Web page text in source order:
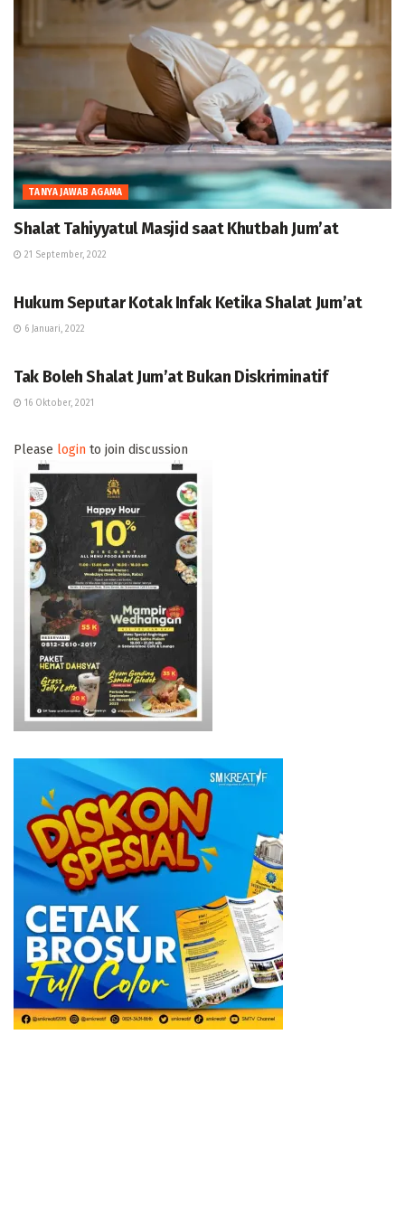
TANYA JAWAB AGAMA
Shalat Tahiyyatul Masjid saat Khutbah Jum’at
21 September, 2022
Hukum Seputar Kotak Infak Ketika Shalat Jum’at
6 Januari, 2022
Tak Boleh Shalat Jum’at Bukan Diskriminatif
16 Oktober, 2021
Please login to join discussion